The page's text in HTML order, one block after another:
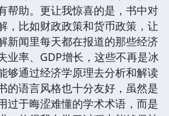
帮助。更让我惊喜的是，书中对
，比如财政政策和货币政策，让
新闻里每天都在报道的那些经济
业率、GDP增长，这些不再是冰
够通过经济学原理去分析和解读
的语言风格也十分友好，虽然是
过于晦涩难懂的学术术语，而是